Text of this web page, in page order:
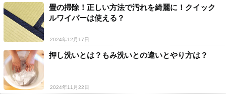
畳の掃除！正しい方法で汚れを綺麗に！クイック
ルワイパーは使える？
2024年12月17日
押し洗いとは？もみ洗いとの違いとやり方は？
2024年11月22日